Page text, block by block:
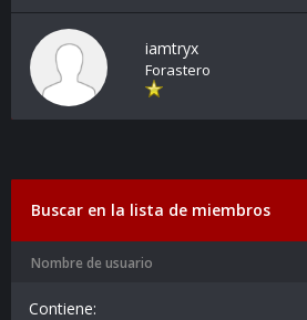
iamtryx
Forastero
Buscar en la lista de miembros
Nombre de usuario
Contiene: